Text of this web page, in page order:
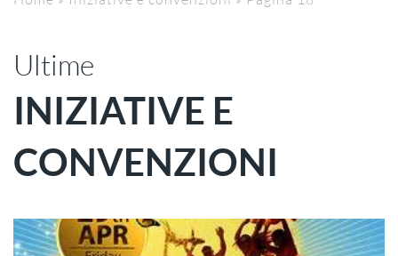
Ultime
INIZIATIVE E
CONVENZIONI